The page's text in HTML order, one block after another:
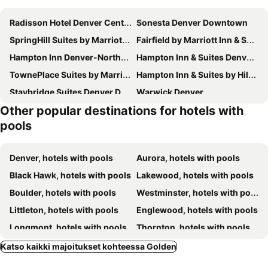
Radisson Hotel Denver Central
Sonesta Denver Downtown
SpringHill Suites by Marriott Denver West/Golden
Fairfield by Marriott Inn & Suites Denver Southwest, Littleton
Hampton Inn Denver-Northwest/Westminster
Hampton Inn & Suites Denver-Downtown
TownePlace Suites by Marriott Denver West/Federal Center
Hampton Inn & Suites by Hilton Wheat Ridge Denver West
Staybridge Suites Denver Downtown By Ihg
Warwick Denver
Holiday Inn Express & Suites Golden - Denver Area By Ihg
Denver Marriott West
Quality Inn & Suites Golden - Denver West
MainStay Suites Near Denver Downtown
Hilton Garden Inn Denver Union Station
Quality Inn & Suites Westminster - Broomfield
Hyatt Place Denver Downtown
Hampton Inn & Suites Denver Downtown-Convention Center
Denver Marriott Westminster
Sheraton Denver Downtown Hotel
Other popular destinations for hotels with
pools
Denver, hotels with pools
Aurora, hotels with pools
Black Hawk, hotels with pools Lakewood, hotels with pools
Boulder, hotels with pools
Westminster, hotels with pools
Littleton, hotels with pools
Englewood, hotels with pools
Longmont, hotels with pools
Thornton, hotels with pools
Broomfield, hotels with pools
Greenwood Village, hotels with pools
Katso kaikki majoitukset kohteessa Golden